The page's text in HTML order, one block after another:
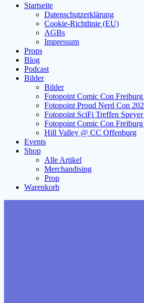
Startseite
Datenschutzerklärung
Cookie-Richtlinie (EU)
AGBs
Impressum
Props
Blog
Podcast
Bilder
Bilder
Fotopoint Comic Con
Fotopoint Proud Nerd Con
Fotopoint SciFi Treffen
Fotopoint Comic Con Freiburg
Hill Valley @ CC Offenburg
Events
Shop
Alle Artikel
Merchandising
Prop
Warenkorb